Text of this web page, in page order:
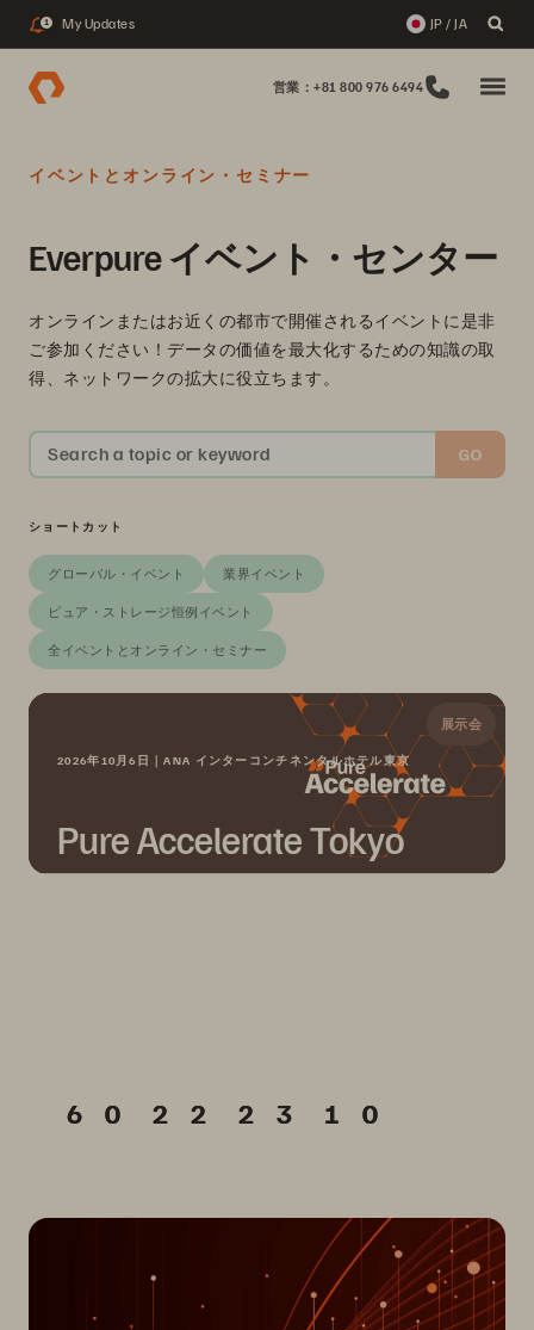
1 My Updates JP / JA
営業：+81 800 976 6494
イベントとオンライン・セミナー
Everpure イベント・センター
オンラインまたはお近くの都市で開催されるイベントに是非
ご参加ください！データの価値を最大化するための知識の取
得、ネットワークの拡大に役立ちます。
Search a topic or keyword GO
ショートカット
グローバル・イベント 業界イベント
ピュア・ストレージ恒例イベント
全イベントとオンライン・セミナー
展示会
2026年10月6日｜ANA インターコンチネンタルホテル東京
Pure Accelerate Tokyo